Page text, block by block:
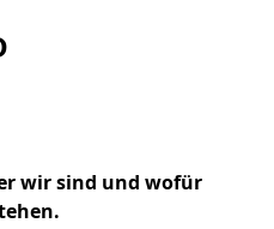
wir sind und wofür